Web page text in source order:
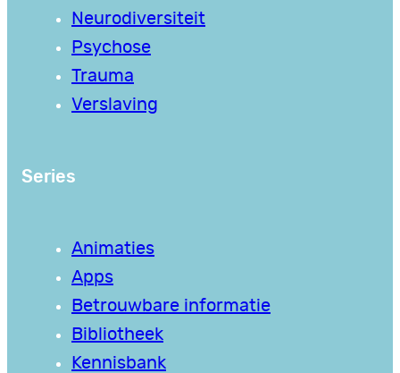
Neurodiversiteit
Psychose
Trauma
Verslaving
Series
Animaties
Apps
Betrouwbare informatie
Bibliotheek
Kennisbank